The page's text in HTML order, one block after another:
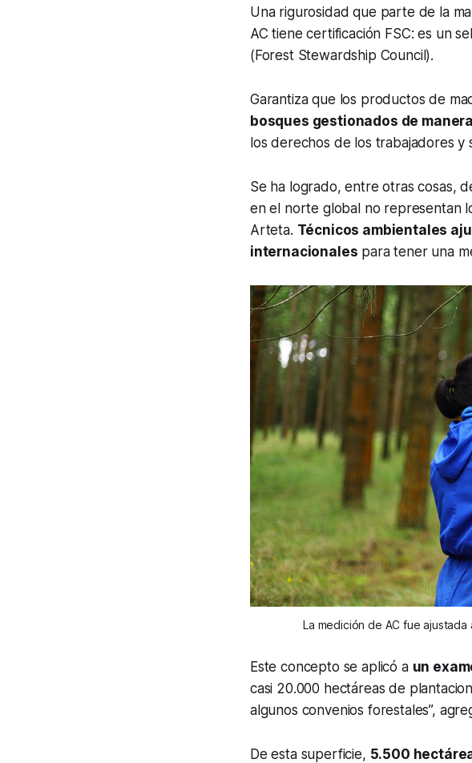
Una rigurosidad que parte de la
AC tiene certificación FSC: es un
(Forest Stewardship Council).
Garantiza que los productos de
bosques gestionados de
los derechos de los trabajadores y
Se ha logrado, entre otras cosas,
en el norte global no representan
Arteta. Técnicos ambientales
internacionales para tener una
La medición de AC fue
Este concepto se aplicó a un
casi 20.000 hectáreas de
algunos convenios forestales”,
De esta superficie, 5.500